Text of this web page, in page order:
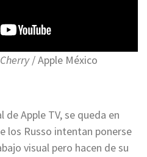
Cherry/ Apple México
Apple TV, se queda en
los Russo intentan ponerse
visual pero hacen de su